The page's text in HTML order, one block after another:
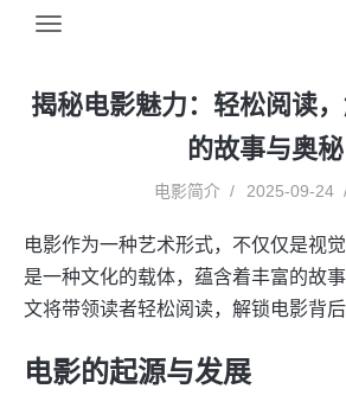
揭秘电影魅力：轻松阅读
的故事与奥秘
电影简介 2025-09-24
电影作为一种艺术形式，不仅仅是视
是一种文化的载体，蕴含着丰富的故
文将带领读者轻松阅读，解锁电影背后
电影的起源与发展